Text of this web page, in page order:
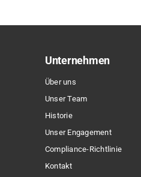
auf.
Optionen
gewählt
werden
Unternehmen
Über uns
Unser Team
Historie
Unser Engagement
Compliance-Richtlinie
Kontakt